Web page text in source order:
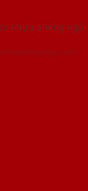
nhựa phòng ngủ
|